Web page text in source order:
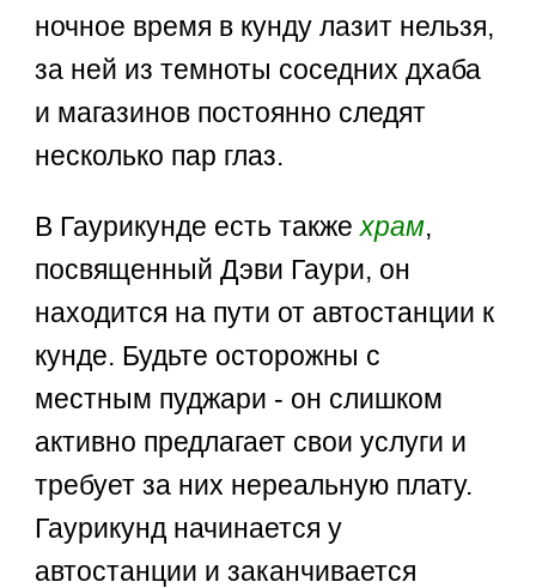
ночное время в кунду лазит нельзя,
за ней из темноты соседних дхаба
и магазинов постоянно следят
несколько пар глаз.
В Гаурикунде есть такжехрам,
посвященный Дэви Гаури, он
находится на пути от автостанции к
кунде. Будьте осторожны с
местным пуджари - он слишком
активно предлагает свои услуги и
требует за них нереальную плату.
Гаурикунд начинается у
автостанции и заканчивается